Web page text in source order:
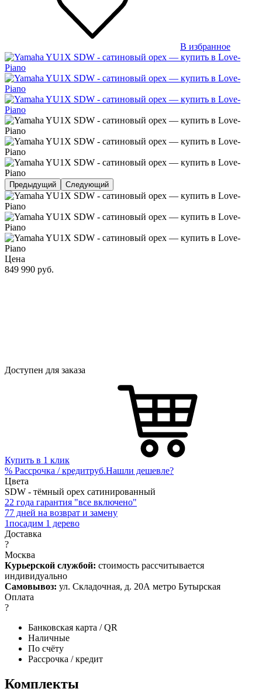
В избранное
Предыдущий Следующий
Цена
849 990 руб.
Доступен для заказа
Купить в 1 клик
% Рассрочка / кредитруб.Нашли дешевле?
Цвета
SDW - тёмный орех сатинированный
22 года гарантия "все включено"
77 дней на возврат и замену
1посадим 1 дерево
Доставка
?
Москва
Курьерской службой: стоимость рассчитывается
индивидуально
Самовывоз: ул. Складочная, д. 20А метро Бутырская
Оплата
?
Банковская карта / QR
Наличные
По счёту
Рассрочка / кредит
Комплекты